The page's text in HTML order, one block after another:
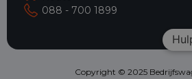
088 - 700 1899
Copyright © 2025